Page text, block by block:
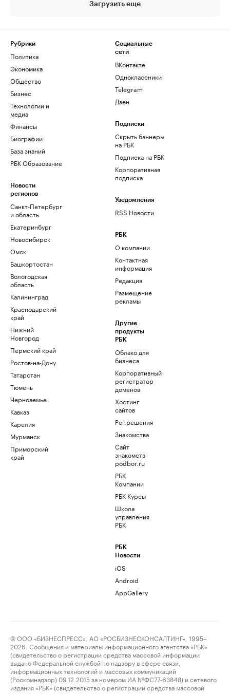
Загрузить еще
Рубрики
Политика
Экономика
Общество
Бизнес
Технологии и
медиа
Финансы
Биографии
База знаний
РБК Образование
Новости
регионов
Санкт-Петербург
и область
Екатеринбург
Новосибирск
Омск
Башкортостан
Вологодская
область
Калининград
Краснодарский
край
Нижний
Новгород
Пермский край
Ростов-на-Дону
Татарстан
Тюмень
Черноземье
Кавказ
Карелия
Мурманск
Приморский
край
Социальные
сети
ВКонтакте
Одноклассники
Telegram
Дзен
Подписки
Скрыть баннеры
на РБК
Подписка на РБК
Корпоративная
подписка
Уведомления
RSS Новости
РБК
О компании
Контактная
информация
Редакция
Размещение
рекламы
Другие
продукты
РБК
Облако для
бизнеса
Корпоративный
регистратор
доменов
Хостинг
сайтов
Рег.решения
Знакомства
Сайт
знакомств
podbor.ru
РБК
Компании
РБК Курсы
Школа
управления
РБК
РБК
Новости
iOS
Android
AppGallery
© ООО «БИЗНЕСПРЕСС», АО «РОСБИЗНЕСКОНСАЛТИНГ», 1995–
2026. Сообщения и материалы информационного агентства «РБК»
(свидетельство о регистрации средства массовой информации
выдано Федеральной службой по надзору в сфере связи,
информационных технологий и массовых коммуникаций
(Роскомнадзор) 09.12.2015 за номером ИА №ФС77-63848) и сетевого
издания «РБК» (свидетельство о регистрации средства массовой